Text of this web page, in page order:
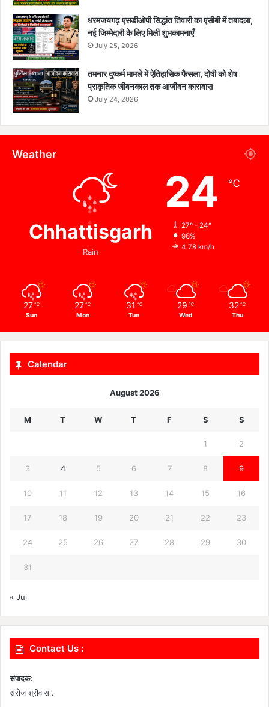
धरमजयगढ़ एसडीओपी सिद्धांत तिवारी का एसीबी में तबादला,
नई जिम्मेदारी के लिए मिली शुभकामनाएँ
July 25, 2026
तमनार दुष्कर्म मामले में ऐतिहासिक फैसला, दोषी को शेष
प्राकृतिक जीवनकाल तक आजीवन कारावास
July 24, 2026
Weather
Chhattisgarh
Rain
24 ℃
27º - 24º
96%
4.78 km/h
27 ℃
Sun
27 ℃
Mon
31 ℃
Tue
29 ℃
Wed
32 ℃
Thu
Calendar
August 2026
M T W T F S S
1 2
3 4 5 6 7 8 9
10 11 12 13 14 15 16
17 18 19 20 21 22 23
24 25 26 27 28 29 30
31
« Jul
Contact Us :
संपादक:
सरोज श्रीवास .